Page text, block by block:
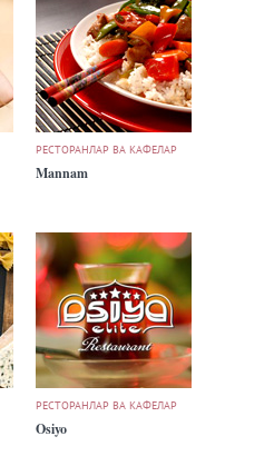
РЕСТОРАНЛАР ВА КАФЕЛАР
Mannam
РЕСТОРАНЛАР ВА КАФЕЛАР
Osiyo